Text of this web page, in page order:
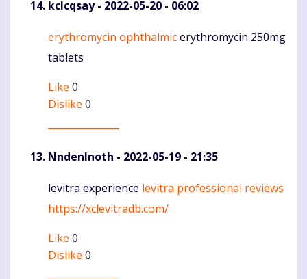
kclcqsay- 2022-05-20 - 06:02
Komentaras
erythromycin ophthalmicerythromycin 250mg
tablets
Like 0
Dislike 0
NndenInoth - 2022-05-19 - 21:35
Komentaras
levitra experience levitra professional reviews
https://xclevitradb.com/
Like 0
Dislike 0